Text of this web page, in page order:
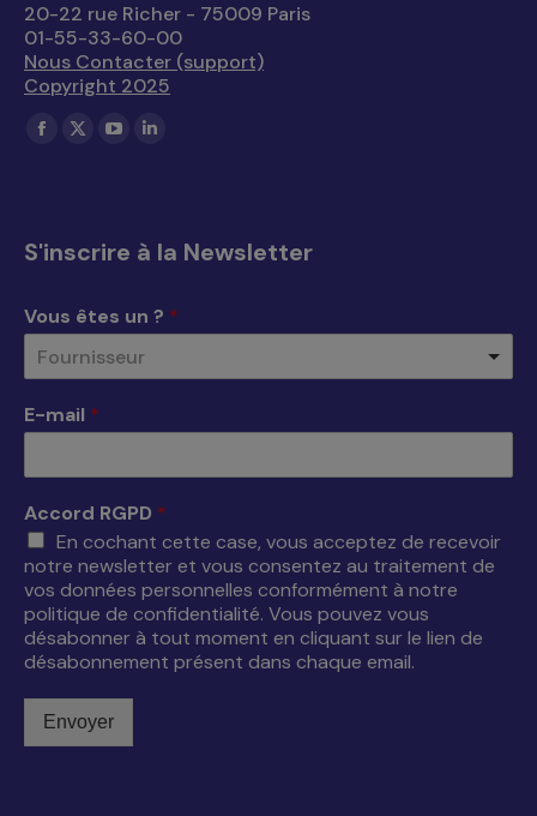
20-22 rue Richer - 75009 Paris
01-55-33-60-00
Nous Contacter (support)
Copyright 2025
Trouvez nous sur :
La
dans
nouvelle
fenêtre
La
dans
nouvelle
fenêtre
La
dans
nouvelle
fenêtre
La
dans
nouvelle
S'inscrire à la Newsletter
Vous êtes un ? *
Fournisseur
E-mail *
Accord RGPD *
En cochant cette case, vous acceptez de recevoir
notre newsletter et vous consentez au traitement de
vos données personnelles conformément à notre
politique de confidentialité. Vous pouvez vous
désabonner à tout moment en cliquant sur le lien de
désabonnement présent dans chaque email.
Envoyer